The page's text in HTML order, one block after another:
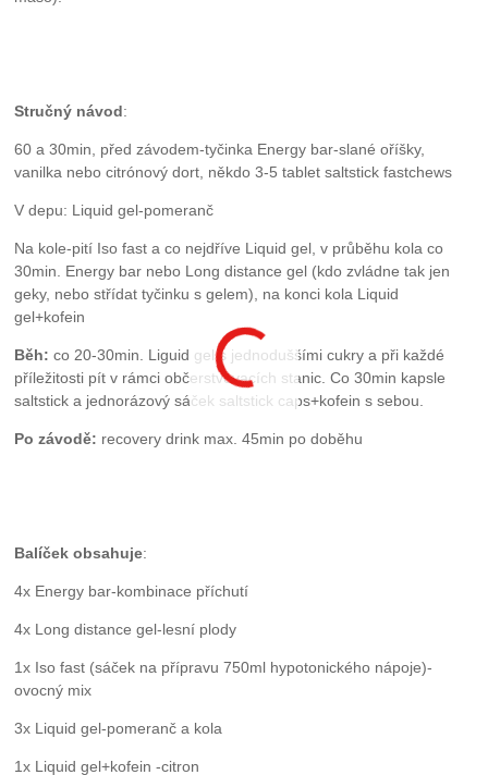
Stručný návod:
60 a 30min, před závodem-tyčinka Energy bar-slané oříšky,
vanilka nebo citrónový dort, někdo 3-5 tablet saltstick fastchews
V depu: Liquid gel-pomeranč
Na kole-pití Iso fast a co nejdříve Liquid gel, v průběhu kola co
30min. Energy bar nebo Long distance gel (kdo zvládne tak jen
geky, nebo střídat tyčinku s gelem), na konci kola Liquid
gel+kofein
Běh: co 20-30min. Liguid gel s jednoduššími cukry a při každé
příležitosti pít v rámci občerstvovacích stanic. Co 30min kapsle
saltstick a jednorázový sáček saltstick caps+kofein s sebou.
Po závodě: recovery drink max. 45min po doběhu
Balíček obsahuje:
4x Energy bar-kombinace příchutí
4x Long distance gel-lesní plody
1x Iso fast (sáček na přípravu 750ml hypotonického nápoje)-
ovocný mix
3x Liquid gel-pomeranč a kola
1x Liquid gel+kofein -citron